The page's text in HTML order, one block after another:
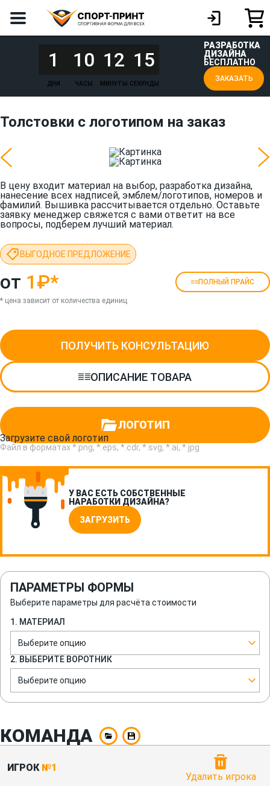
1
ДНИ
10
ЧАСЫ
12
МИНУТЫ
15
СЕКУНДЫ
РАЗРАБОТКА
ДИЗАЙНА
БЕСПЛАТНО
ЗАКАЗАТЬ
Толстовки с логотипом на заказ
В цену входит материал на выбор, разработка дизайна,
нанесение всех надписей, эмблем/логотипов, номеров и
фамилий. Вышивка рассчитывается отдельно. Оставьте
заявку менеджер свяжется с вами ответит на все
вопросы, подберем лучший материал.
ВЫГОДНОЕ ПРЕДЛОЖЕНИЕ
от 1₽* ПОЛНЫЙ ПРАЙС
* цена зависит от количества единиц
ПОЛУЧИТЬ КОНСУЛЬТАЦИЮ
ОПИСАНИЕ ТОВАРА
ЛОГОТИП
Загрузите свой логотип
Файл в форматах *.png, *.eps, *.cdr, *.svg, *.ai, *.jpg
У ВАС ЕСТЬ СОБСТВЕННЫЕ
НАРАБОТКИ ДИЗАЙНА?
ЗАГРУЗИТЬ
ПАРАМЕТРЫ ФОРМЫ
Выберите параметры для расчёта стоимости
1. МАТЕРИАЛ
Выберите опцию
2. ВЫБЕРИТЕ ВОРОТНИК
Выберите опцию
КОМАНДА
ИГРОК №1
Удалить игрока